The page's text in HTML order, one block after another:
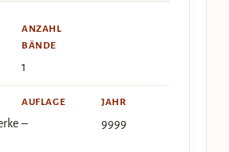
ANZAHL
BÄNDE
1
AUFLAGE
–
JAHR
9999